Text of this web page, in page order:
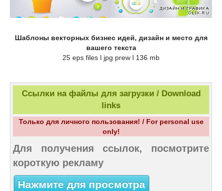
Шаблоны векторных бизнес идей, дизайн и место для
вашего текста
25 eps files l jpg prew l 136 mb
Ссылки на файлы для загрузки / Download
links
Только для личного пользования! / For personal use
only!
Для получения ссылок, посмотрите
короткую рекламу
Нажмите для просмотра